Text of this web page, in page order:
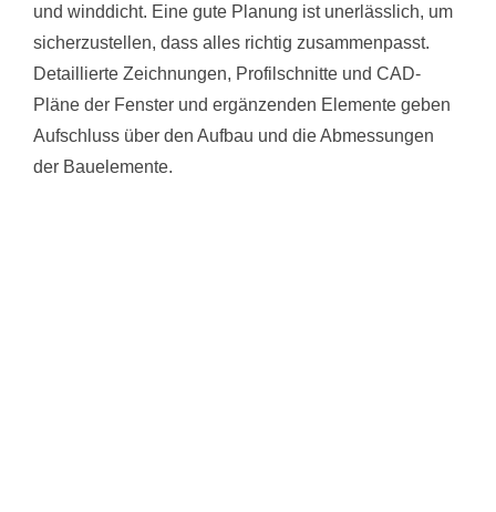
und winddicht. Eine gute Planung ist unerlässlich, um
sicherzustellen, dass alles richtig zusammenpasst.
Detaillierte Zeichnungen, Profilschnitte und CAD-
Pläne der Fenster und ergänzenden Elemente geben
Aufschluss über den Aufbau und die Abmessungen
der Bauelemente.